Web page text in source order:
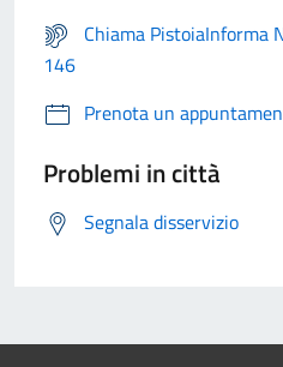
Chiama PistoiaInforma
146
Prenota un
Problemi in città
Segnala disservizio